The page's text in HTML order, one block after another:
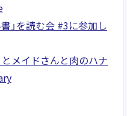
」を読む会 #3に参加し
メイドさんと肉のハナ